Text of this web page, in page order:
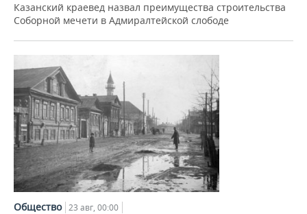
Казанский краевед назвал преимущества строительства
Соборной мечети в Адмиралтейской слободе
Общество 23 авг, 00:00